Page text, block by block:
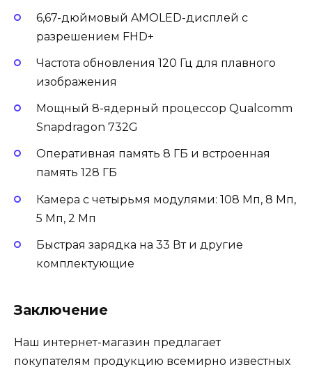
6,67-дюймовый AMOLED-дисплей с
разрешением FHD+
Частота обновления 120 Гц для плавного
изображения
Мощный 8-ядерный процессор Qualcomm
Snapdragon 732G
Оперативная память 8 ГБ и встроенная
память 128 ГБ
Камера с четырьмя модулями: 108 Мп, 8 Мп,
5 Мп, 2 Мп
Быстрая зарядка на 33 Вт и другие
комплектующие
Заключение
Наш интернет-магазин предлагает
покупателям продукцию всемирно известных